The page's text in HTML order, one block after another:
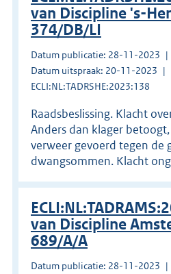
van Discipline 's-
374/DB/LI
Datum publicatie: 28-11-2023
Datum uitspraak: 20-11-2023
ECLI:NL:TADRSHE:2023:138
Raadsbeslissing. Klacht
Anders dan klager
verweer gevoerd tegen de
dwangsommen. Klacht
van Discipline
689/A/A
Datum publicatie: 28-11-2023